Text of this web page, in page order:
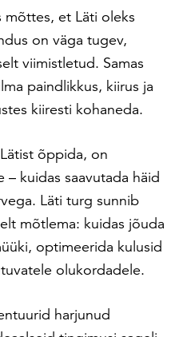
mõttes, et Läti oleks
on väga tugev,
viimistletud. Samas
paindlikkus, kiirus ja
kiiresti kohaneda.
õppida, on
– kuidas saavutada häid
Läti turg sunnib
mõtlema: kuidas jõuda
optimeerida kulusid
olukordadele.
harjunud